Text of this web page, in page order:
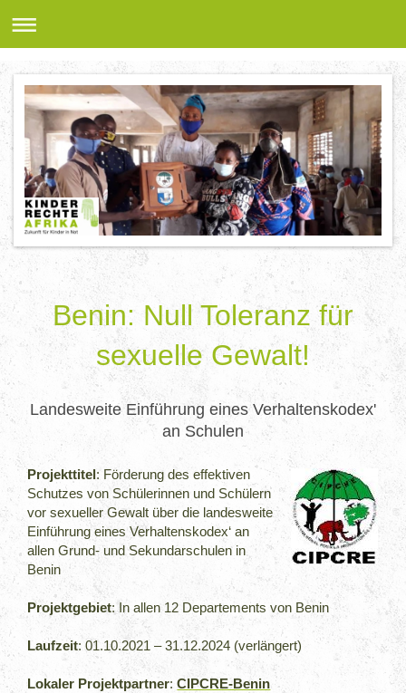
Benin: Null Toleranz für
sexuelle Gewalt!
Landesweite Einführung eines Verhaltenskodex'
an Schulen
Projekttitel: Förderung des effektiven
Schutzes von Schülerinnen und Schülern
vor sexueller Gewalt über die landesweite
Einführung eines Verhaltenskodex‘ an
allen Grund- und Sekundarschulen in
Benin
Projektgebiet: In allen 12 Departements von Benin
Laufzeit: 01.10.2021 – 31.12.2024 (verlängert)
Lokaler Projektpartner: CIPCRE-Benin